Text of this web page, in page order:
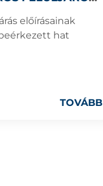
előírásainak
hat
TOVÁBB